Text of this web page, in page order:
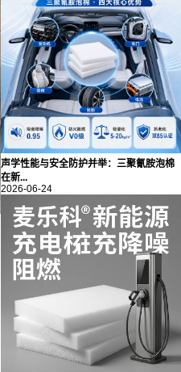
声学性能与安全防护并举：三聚氰胺泡棉
在新...
2026-06-24